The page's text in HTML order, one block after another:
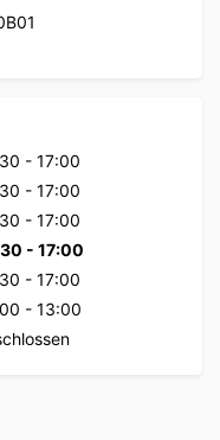
- 17:00
- 17:00
- 17:00
- 17:00
- 17:00
- 13:00